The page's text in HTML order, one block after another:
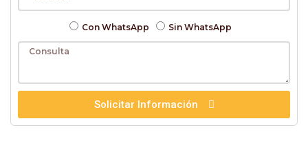
Con WhatsApp Sin WhatsApp
Solicitar Información